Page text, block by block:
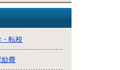
転校
励費